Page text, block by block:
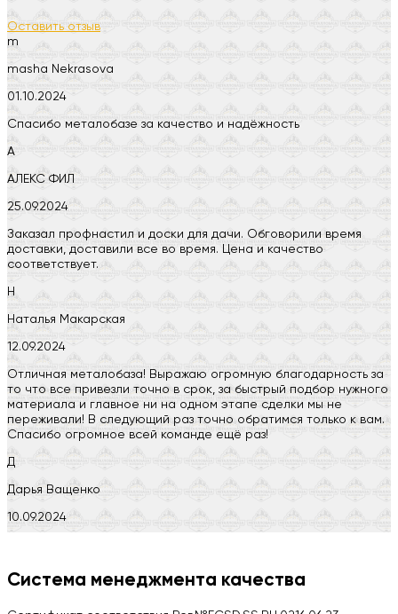
Оставить отзыв
m
masha Nekrasova
01.10.2024
Спасибо металобазе за качество и надёжность
А
АЛЕКС ФИЛ
25.09.2024
Заказал профнастил и доски для дачи. Обговорили время
доставки, доставили все во время. Цена и качество
соответствует.
Н
Наталья Макарская
12.09.2024
Отличная металобаза! Выражаю огромную благодарность за
то что все привезли точно в срок, за быстрый подбор нужного
материала и главное ни на одном этапе сделки мы не
переживали! В следующий раз точно обратимся только к вам.
Спасибо огромное всей команде ещё раз!
Д
Дарья Ващенко
10.09.2024
H
Система менеджмента качества